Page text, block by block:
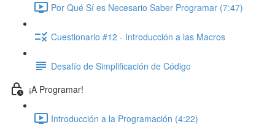
Por Qué Sí es Necesario Saber Programar (7:47)
Cuestionario #12 - Introducción a las Macros
Desafío de Simplificación de Código
¡A Programar!
Introducción a la Programación (4:22)